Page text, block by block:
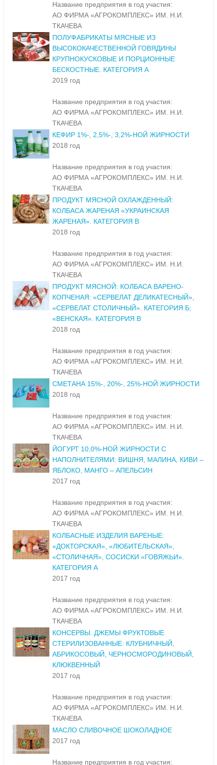
Название предприятия в год участия:
АО ФИРМА «АГРОКОМПЛЕКС» ИМ. Н.И.
ТКАЧЕВА
ПОЛУФАБРИКАТЫ МЯСНЫЕ ИЗ
ВЫСОКОКАЧЕСТВЕННОЙ ГОВЯДИНЫ
КРУПНОКУСКОВЫЕ И ПОРЦИОННЫЕ
БЕСКОСТНЫЕ. КАТЕГОРИЯ А
2019 год
Название предприятия в год участия:
АО ФИРМА «АГРОКОМПЛЕКС» ИМ. Н.И.
ТКАЧЕВА
КЕФИР 1%-, 2,5%-, 3,2%-НОЙ ЖИРНОСТИ
2018 год
Название предприятия в год участия:
АО ФИРМА «АГРОКОМПЛЕКС» ИМ. Н.И.
ТКАЧЕВА
ПРОДУКТ МЯСНОЙ ОХЛАЖДЕННЫЙ:
КОЛБАСА ЖАРЕНАЯ «УКРАИНСКАЯ
ЖАРЕНАЯ». КАТЕГОРИЯ В
2018 год
Название предприятия в год участия:
АО ФИРМА «АГРОКОМПЛЕКС» ИМ. Н.И.
ТКАЧЕВА
ПРОДУКТ МЯСНОЙ: КОЛБАСА ВАРЕНО-
КОПЧЕНАЯ: «СЕРВЕЛАТ ДЕЛИКАТЕСНЫЙ»,
«СЕРВЕЛАТ СТОЛИЧНЫЙ». КАТЕГОРИЯ Б;
«ВЕНСКАЯ». КАТЕГОРИЯ В
2018 год
Название предприятия в год участия:
АО ФИРМА «АГРОКОМПЛЕКС» ИМ. Н.И.
ТКАЧЕВА
СМЕТАНА 15%-, 20%-, 25%-НОЙ ЖИРНОСТИ
2018 год
Название предприятия в год участия:
АО ФИРМА «АГРОКОМПЛЕКС» ИМ. Н.И.
ТКАЧЕВА
ЙОГУРТ 10,0%-НОЙ ЖИРНОСТИ С
НАПОЛНИТЕЛЯМИ: ВИШНЯ, МАЛИНА, КИВИ –
ЯБЛОКО, МАНГО – АПЕЛЬСИН
2017 год
Название предприятия в год участия:
АО ФИРМА «АГРОКОМПЛЕКС» ИМ. Н.И.
ТКАЧЕВА
КОЛБАСНЫЕ ИЗДЕЛИЯ ВАРЕНЫЕ:
«ДОКТОРСКАЯ», «ЛЮБИТЕЛЬСКАЯ»,
«СТОЛИЧНАЯ», СОСИСКИ «ГОВЯЖЬИ».
КАТЕГОРИЯ А
2017 год
Название предприятия в год участия:
АО ФИРМА «АГРОКОМПЛЕКС» ИМ. Н.И.
ТКАЧЕВА
КОНСЕРВЫ. ДЖЕМЫ ФРУКТОВЫЕ
СТЕРИЛИЗОВАННЫЕ: КЛУБНИЧНЫЙ,
АБРИКОСОВЫЙ, ЧЕРНОСМОРОДИНОВЫЙ,
КЛЮКВЕННЫЙ
2017 год
Название предприятия в год участия:
АО ФИРМА «АГРОКОМПЛЕКС» ИМ. Н.И.
ТКАЧЕВА
МАСЛО СЛИВОЧНОЕ ШОКОЛАДНОЕ
2017 год
Название предприятия в год участия: